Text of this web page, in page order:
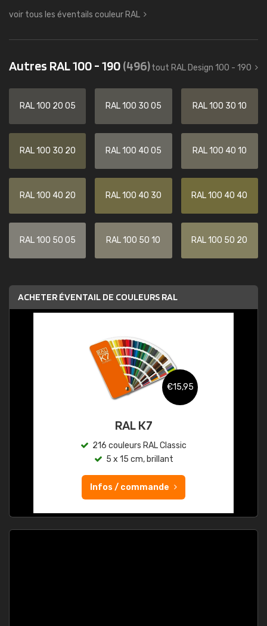
voir tous les éventails couleur RAL
Autres RAL 100 - 190(496)tout RAL Design 100 - 190
RAL 100 20 05 RAL 100 30 05 RAL 100 30 10
RAL 100 30 20 RAL 100 40 05 RAL 100 40 10
RAL 100 40 20 RAL 100 40 30 RAL 100 40 40
RAL 100 50 05 RAL 100 50 10 RAL 100 50 20
ACHETER ÉVENTAIL DE COULEURS RAL
€15,95
RAL K7
216 couleurs RAL Classic
5 x 15 cm, brillant
Infos / commande